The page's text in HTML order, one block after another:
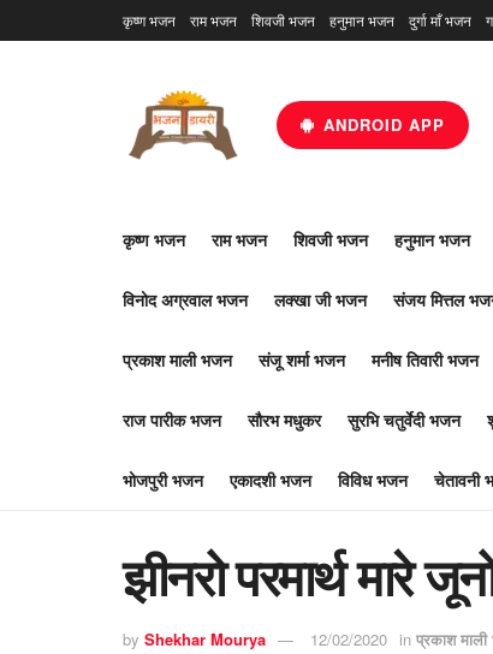
कृष्ण भजन राम भजन शिवजी भजन हनुमान भजन दुर्गा माँ भजन
ANDROID APP
कृष्ण भजन राम भजन शिवजी भजन हनुमान भजन
विनोद अग्रवाल भजन लक्खा जी भजन संजय मित्तल
प्रकाश माली भजन संजू शर्मा भजन मनीष तिवारी भजन
राज पारीक भजन सौरभ मधुकर सुरभि चतुर्वेदी भजन
भोजपुरी भजन एकादशी भजन विविध भजन चेतावनी
झीनरो परमार्थ मारे
by Shekhar Mourya 12/02/2020 in प्रकाश